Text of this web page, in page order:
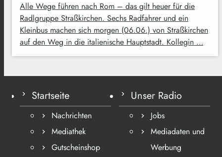
Alle Wege führen nach Rom – das gilt heuer für die
Radlgruppe Straßkirchen. Sechs Radfahrer und ein
Kleinbus machen sich morgen (06.06.) von Straßkirchen
auf den Weg in die italienische Hauptstadt. Kollegin …
Startseite
Nachrichten
Mediathek
Gutscheinshop
Unser Radio
Jobs
Mediadaten und
Werbung